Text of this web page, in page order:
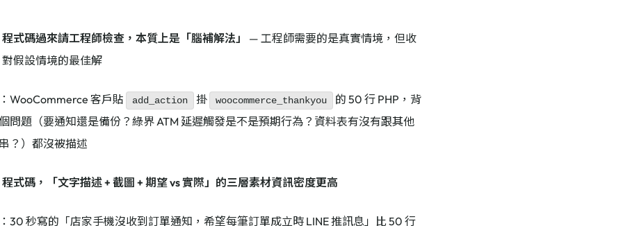
式碼過來請工程師檢查，本質上是「腦補解法」
— 工程師需要的是真實情境，但收
對假設情境的最佳解
WooCommerce 客戶貼 add_action 掛 woocommerce_thankyou
的 50 行 PHP，背
問題（要通知還是備份？綠界 ATM 延遲觸發是不是預期行為？資料表有沒有跟其他
？）都沒被描述
式碼，「文字描述 + 截圖 + 期望 vs 實際」的三層素材資訊密度更高
30 秒寫的「店家手機沒收到訂單通知，希望每筆訂單成立時 LINE 推訊息」比 50 行